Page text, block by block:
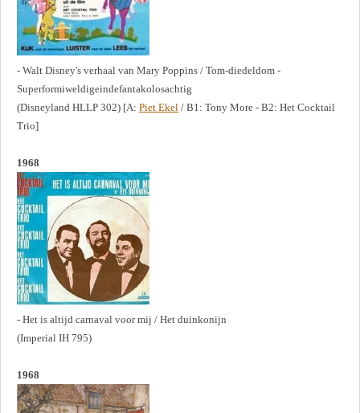
- Walt Disney's verhaal van Mary Poppins / Tom-diedeldom -
Superformiweldigeindefantakolosachtig
(Disneyland HLLP 302) [A: Piet Ekel / B1: Tony More - B2: Het Cocktail
Trio]
1968
- Het is altijd carnaval voor mij / Het duinkonijn
(Imperial IH 795)
1968